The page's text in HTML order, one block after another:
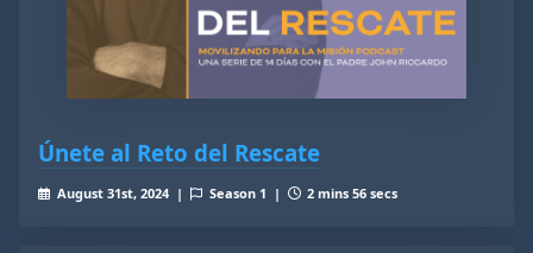
Únete al Reto del Rescate
August 31st, 2024 | Season 1 | 2 mins 56 secs